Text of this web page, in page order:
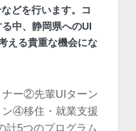
どを行います。コ
中、静岡県へのUI
える貴重な機会にな
ー②先輩UIターン
④移住・就業支援
5つのプログラム